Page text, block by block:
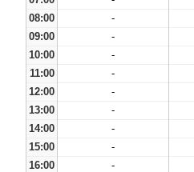
08:00
-
09:00
-
10:00
-
11:00
-
12:00
-
13:00
-
14:00
-
15:00
-
16:00
-